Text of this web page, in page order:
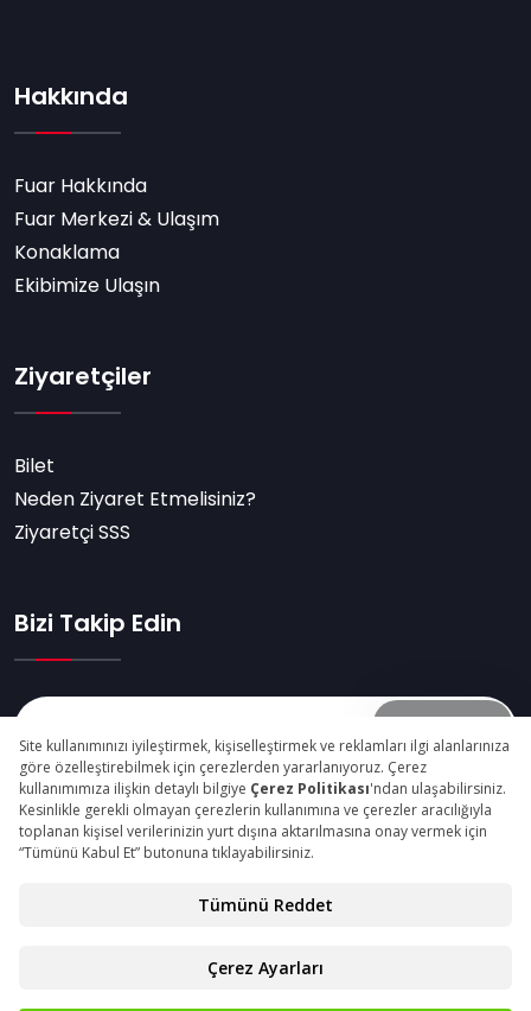
Hakkında
Fuar Hakkında
Fuar Merkezi & Ulaşım
Konaklama
Ekibimize Ulaşın
Ziyaretçiler
Bilet
Neden Ziyaret Etmelisiniz?
Ziyaretçi SSS
Bizi Takip Edin